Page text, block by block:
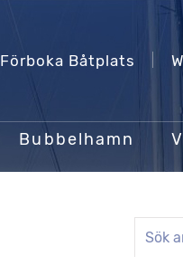
Förboka Båtplats
Bubbelhamn